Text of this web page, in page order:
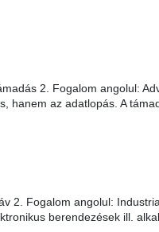
2. Fogalom angolul:
hanem az adatlopás. A
2. Fogalom angolul:
berendezések ill.